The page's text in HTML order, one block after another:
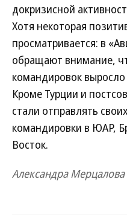
докризисной
Хотя некоторая
просматривается: в
обращают внимание,
командировок
Кроме Турции и
стали отправлять
командировки в ЮАР,
Восток.
Александра Мерцалова